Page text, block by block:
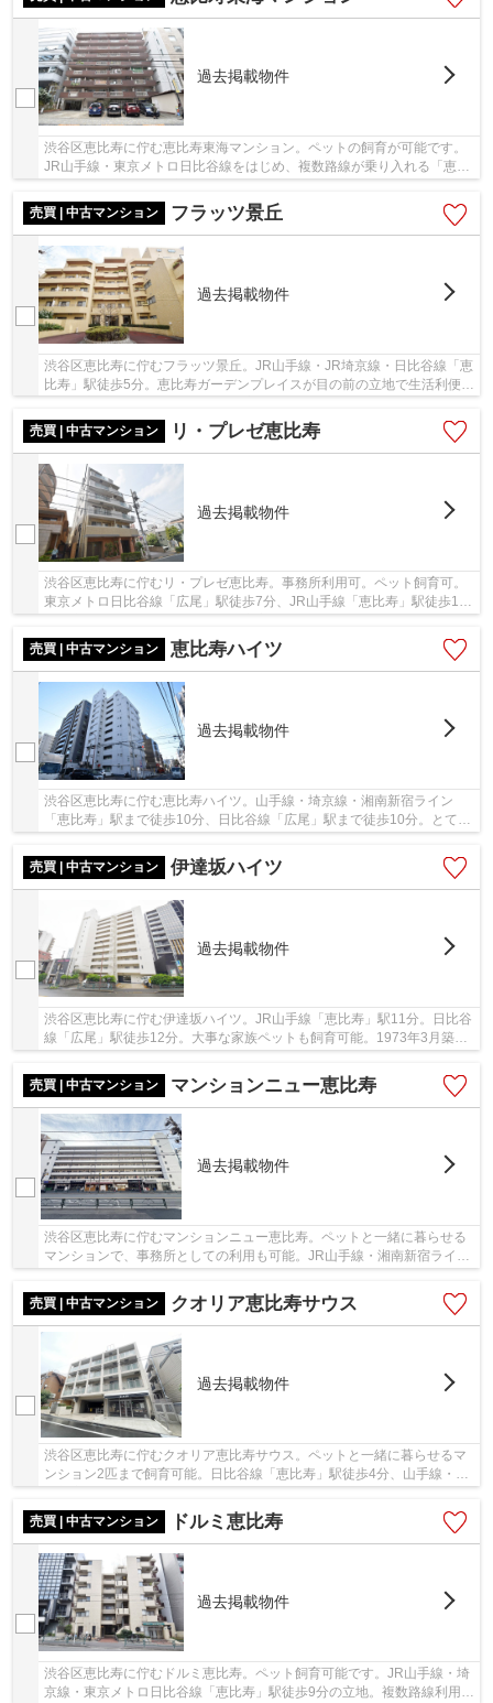
過去掲載物件
渋谷区恵比寿に佇む恵比寿東海マンション。ペットの飼育が可能です。
JR山手線・東京メトロ日比谷線をはじめ、複数路線が乗り入れる「恵比
寿」駅から徒歩4分の立地。物件近くにはコンビ...
売買 | 中古マンション
フラッツ景丘
過去掲載物件
渋谷区恵比寿に佇むフラッツ景丘。JR山手線・JR埼京線・日比谷線「恵
比寿」駅徒歩5分。恵比寿ガーデンプレイスが目の前の立地で生活利便良
売買 | 中古マンション
リ・プレゼ恵比寿
過去掲載物件
渋谷区恵比寿に佇むリ・プレゼ恵比寿。事務所利用可。ペット飼育可。
東京メトロ日比谷線「広尾」駅徒歩7分、JR山手線「恵比寿」駅徒歩12
売買 | 中古マンション
恵比寿ハイツ
過去掲載物件
渋谷区恵比寿に佇む恵比寿ハイツ。山手線・埼京線・湘南新宿ライン
「恵比寿」駅まで徒歩10分、日比谷線「広尾」駅まで徒歩10分。とても
売買 | 中古マンション
伊達坂ハイツ
過去掲載物件
渋谷区恵比寿に佇む伊達坂ハイツ。JR山手線「恵比寿」駅11分。日比谷
線「広尾」駅徒歩12分。大事な家族ペットも飼育可能。1973年3月築、
売買 | 中古マンション
マンションニュー恵比寿
過去掲載物件
渋谷区恵比寿に佇むマンションニュー恵比寿。ペットと一緒に暮らせる
マンションで、事務所としての利用も可能。JR山手線・湘南新宿ライ
売買 | 中古マンション
クオリア恵比寿サウス
過去掲載物件
渋谷区恵比寿に佇むクオリア恵比寿サウス。ペットと一緒に暮らせるマ
ンション2匹まで飼育可能。日比谷線「恵比寿」駅徒歩4分、山手線・湘
南新宿ライン・埼京線「恵比寿」駅から徒歩6分...
売買 | 中古マンション
ドルミ恵比寿
過去掲載物件
渋谷区恵比寿に佇むドルミ恵比寿。ペット飼育可能です。JR山手線・埼
京線・東京メトロ日比谷線「恵比寿」駅徒歩9分の立地。複数路線利用可